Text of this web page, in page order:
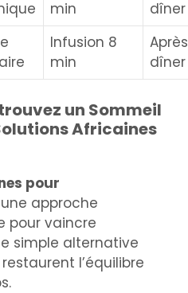
min
dîner
Infusion 8
min
Après
dîner
un Sommeil
Africaines
pour
approche
pour vaincre
simple alternative
l’équilibre